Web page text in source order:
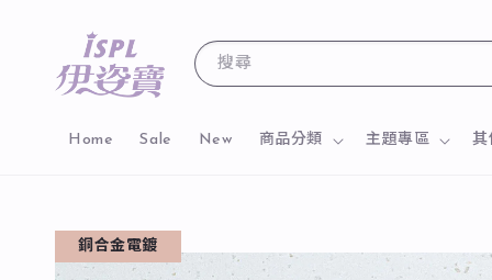
搜尋
Home Sale New 商品分類 主題專區 其
銅合金電鍍